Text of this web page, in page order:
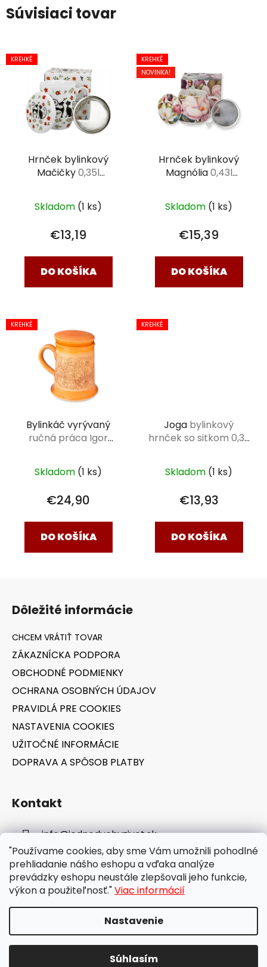
"Používame cookies, aby sme Vám umožnili pohodlné
prehliadanie nášho eshopu a vďaka analýze
prevádzky eshopu neustále zlepšovali jeho funkcie,
výkon a použiteľnosť."Viac informácií
Nastavenie
Súhlasím
Súvisiaci tovar
KREHKÉ
Hrnček bylinkový
Mačičky0,35l
Skladom (1 ks)
€13,19
DO KOŠÍKA
KREHKÉ
NOVINKA!
Hrnček bylinkový
Magnólia0,43l
Skladom (1 ks)
€15,39
DO KOŠÍKA
KREHKÉ
Bylinkáč vyrývaný
ručná práca Igor
Skladom (1 ks)
€24,90
DO KOŠÍKA
KREHKÉ
Joga bylinkový
hrnček so sitkom 0,32
Skladom (1 ks)
€13,93
DO KOŠÍKA
Dôležité informácie
ZÁKAZNÍCKA PODPORA
OBCHODNÉ PODMIENKY
OCHRANA OSOBNÝCH ÚDAJOV
PRAVIDLÁ PRE COOKIES
NASTAVENIA COOKIES
UŽITOČNÉ INFORMÁCIE
DOPRAVA A SPÔSOB PLATBY
Kontakt
info@jednoduchyzivot.sk
E-shop: 0948 647 767
Vytvoril Shoptet
jednoduchyzivot.sk